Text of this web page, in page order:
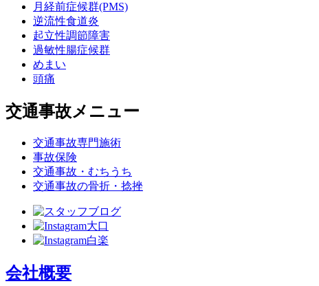
月経前症候群(PMS)
逆流性食道炎
起立性調節障害
過敏性腸症候群
めまい
頭痛
交通事故メニュー
交通事故専門施術
事故保険
交通事故・むちうち
交通事故の骨折・捻挫
会社概要